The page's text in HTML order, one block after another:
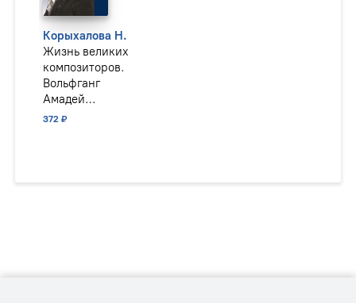
Корыхалова Н.
Жизнь великих
композиторов.
Вольфганг
Амадей
Моцарт
372 ₽